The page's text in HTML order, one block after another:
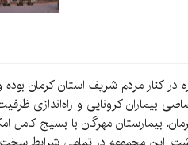
کنار مردم شریف استان کرمان
بیماران کرونایی و راه‌اندازی
بیمارستان مهرگان با بسیج کامل